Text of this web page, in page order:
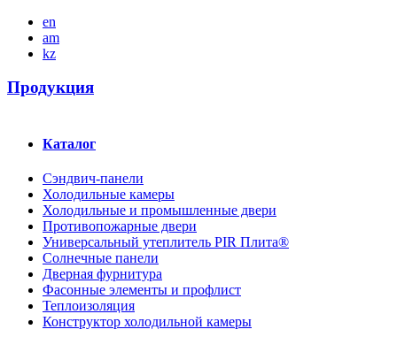
en
am
kz
Продукция
Каталог
Сэндвич-панели
Холодильные камеры
Холодильные и промышленные двери
Противопожарные двери
Универсальный утеплитель PIR Плита®
Солнечные панели
Дверная фурнитура
Фасонные элементы и профлист
Теплоизоляция
Конструктор холодильной камеры